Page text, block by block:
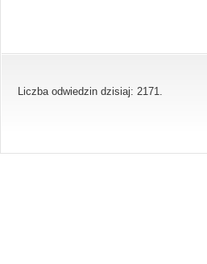
Liczba odwiedzin dzisiaj: 2171.